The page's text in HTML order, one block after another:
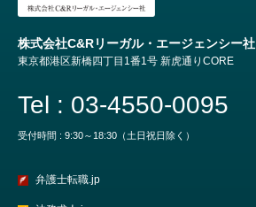
弁護士転職.jp
株式会社C&Rリーガル・エージェンシー社
東京都港区新橋四丁目1番1号 新虎通りCORE
Tel : 03-4550-0095
受付時間 : 9:30～18:30（土日祝日除く）